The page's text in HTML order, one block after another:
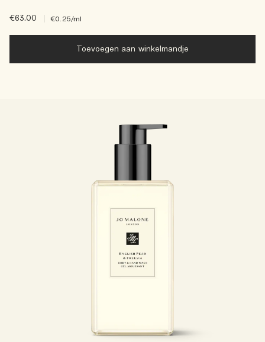
€63.00 €0.25/ml
Toevoegen aan winkelmandje